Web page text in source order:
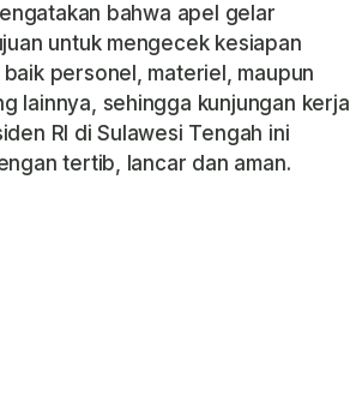
bahwa apel gelar
untuk mengecek kesiapan
baik personel, materiel, maupun
lainnya, sehingga kunjungan kerja
RI di Sulawesi Tengah ini
tertib, lancar dan aman.